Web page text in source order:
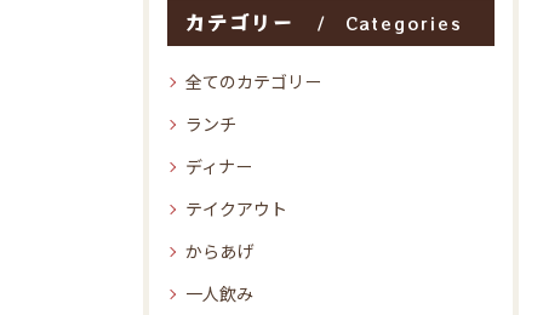
カテゴリー Categories
全てのカテゴリー
ランチ
ディナー
テイクアウト
からあげ
一人飲み